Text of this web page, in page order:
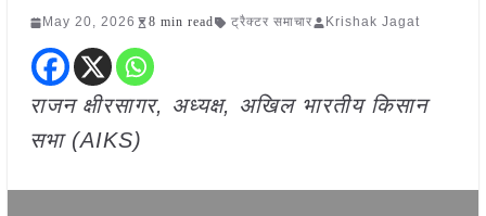
May 20, 2026 8 min read ट्रैक्टर समाचार Krishak Jagat
राजन क्षीरसागर, अध्यक्ष, अखिल भारतीय किसान
सभा (AIKS)